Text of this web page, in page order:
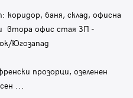
баня, склад, офисна
и втора офис стая ЗП -
Югозапад
прозорци, озеленен
...